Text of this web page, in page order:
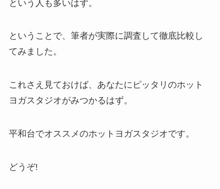
という人も多いはず。
ということで、筆者が実際に調査して徹底比較し
てみました。
これさえ見ておけば、あなたにピッタリのホット
ヨガスタジオがみつかるはず。
平和台でオススメのホットヨガスタジオです。
どうぞ!